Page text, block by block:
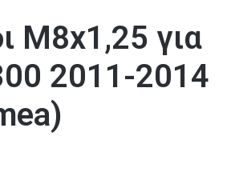
M8x1,25 για
2011-2014